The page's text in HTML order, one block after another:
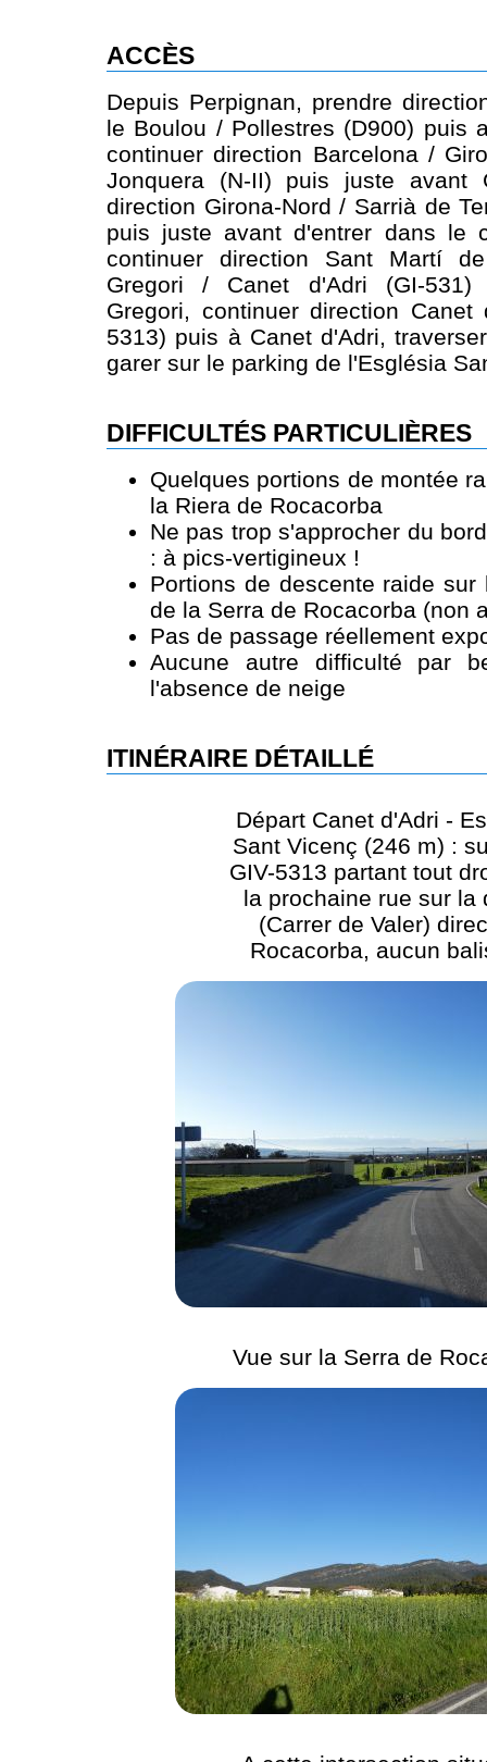
ACCÈS
Depuis Perpignan, prendre
le Boulou / Pollestres (D900) puis
continuer direction Barcelona /
Jonquera (N-II) puis juste avant
direction Girona-Nord / Sarrià de
puis juste avant d'entrer dans le
continuer direction Sant Martí
Gregori / Canet d'Adri (GI-
Gregori, continuer direction Canet
5313) puis à Canet d'Adri,
garer sur le parking de l'Església
DIFFICULTÉS PARTICULIÈRES
Quelques portions de montée
la Riera de Rocacorba
Ne pas trop s'approcher du
: à pics-vertigineux !
Portions de descente raide
de la Serra de Rocacorba (non
Pas de passage réellement
Aucune autre difficulté par
l'absence de neige
ITINÉRAIRE DÉTAILLÉ
Départ Canet d'Adri -
Sant Vicenç (246 m) :
GIV-5313 partant tout
la prochaine rue sur la
(Carrer de Valer)
Rocacorba, aucun
Vue sur la Serra de